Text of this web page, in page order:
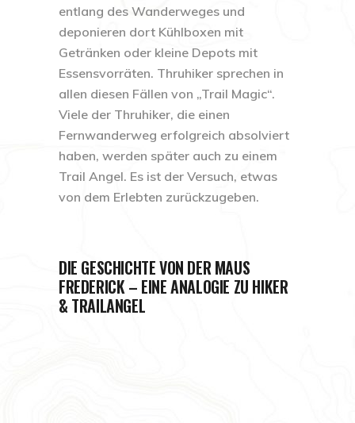
entlang des Wanderweges und
deponieren dort Kühlboxen mit
Getränken oder kleine Depots mit
Essensvorräten. Thruhiker sprechen in
allen diesen Fällen von „Trail Magic“.
Viele der Thruhiker, die einen
Fernwanderweg erfolgreich absolviert
haben, werden später auch zu einem
Trail Angel. Es ist der Versuch, etwas
von dem Erlebten zurückzugeben.
DIE GESCHICHTE VON DER MAUS
FREDERICK – EINE ANALOGIE ZU HIKER
& TRAILANGEL